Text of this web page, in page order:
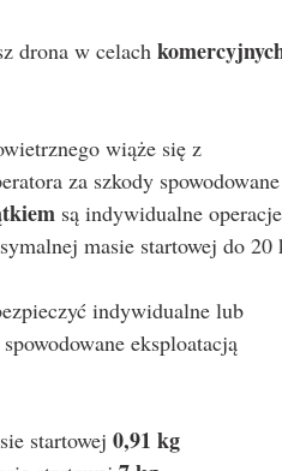
drona w celach
za szkody spowodowane
są indywidualne operacje
masie startowej do 20
indywidualne lub
eksploatacją
startowej 0,91 kg